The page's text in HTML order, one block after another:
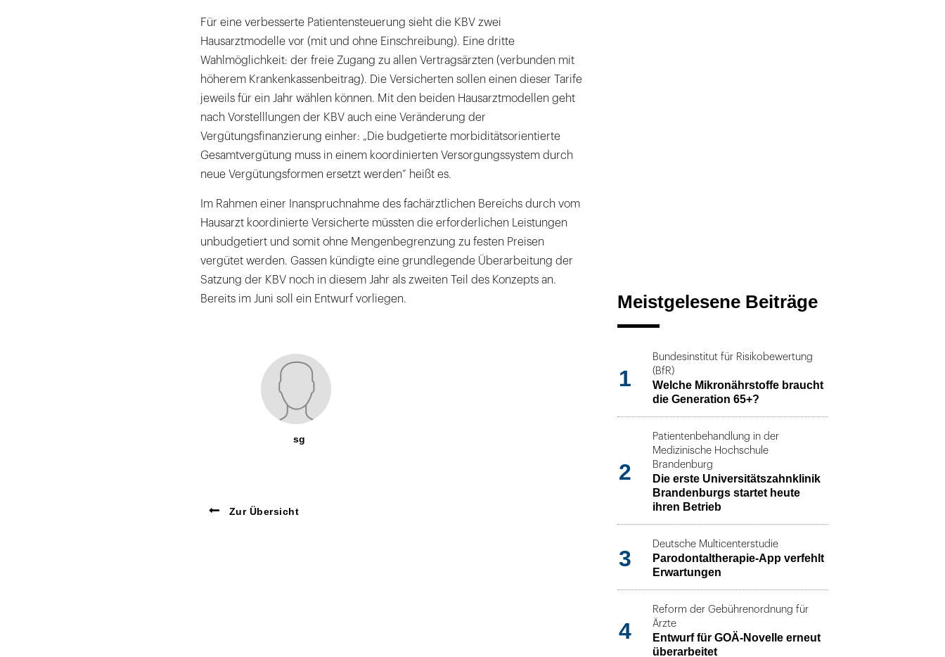
Für eine verbesserte Patientensteuerung sieht die KBV zwei
Hausarztmodelle vor (mit und ohne Einschreibung). Eine dritte
Wahlmöglichkeit: der freie Zugang zu allen Vertragsärzten (verbunden mit
höherem Krankenkassenbeitrag). Die Versicherten sollen einen dieser Tarife
jeweils für ein Jahr wählen können. Mit den beiden Hausarztmodellen geht
nach Vorstelllungen der KBV auch eine Veränderung der
Vergütungsfinanzierung einher: „Die budgetierte morbiditätsorientierte
Gesamtvergütung muss in einem koordinierten Versorgungssystem durch
neue Vergütungsformen ersetzt werden“ heißt es.
Im Rahmen einer Inanspruchnahme des fachärztlichen Bereichs durch vom
Hausarzt koordinierte Versicherte müssten die erforderlichen Leistungen
unbudgetiert und somit ohne Mengenbegrenzung zu festen Preisen
vergütet werden. Gassen kündigte eine grundlegende Überarbeitung der
Satzung der KBV noch in diesem Jahr als zweiten Teil des Konzepts an.
Bereits im Juni soll ein Entwurf vorliegen.
sg
Zur Übersicht
Meistgelesene Beiträge
1
Bundesinstitut für Risikobewertung
(BfR)
Welche Mikronährstoffe braucht
die Generation 65+?
2
Patientenbehandlung in der
Medizinische Hochschule
Brandenburg
Die erste Universitätszahnklinik
Brandenburgs startet heute
ihren Betrieb
3
Deutsche Multicenterstudie
Parodontaltherapie-App verfehlt
Erwartungen
4
Reform der Gebührenordnung für
Ärzte
Entwurf für GOÄ-Novelle erneut
überarbeitet